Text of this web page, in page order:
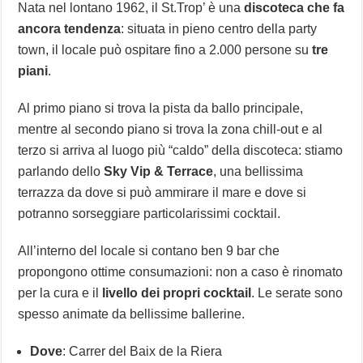
Nata nel lontano 1962, il St.Trop’ è unadiscoteca che fa
ancora tendenza: situata in pieno centro della party
town, il locale può ospitare fino a 2.000 persone sutre
piani.
Al primo piano si trova la pista da ballo principale,
mentre al secondo piano si trova la zona chill-out e al
terzo si arriva al luogo più “caldo” della discoteca: stiamo
parlando dello Sky Vip & Terrace, una bellissima
terrazza da dove si può ammirare il mare e dove si
potranno sorseggiare particolarissimi cocktail.
All’interno del locale si contano ben 9 bar che
propongono ottime consumazioni: non a caso è rinomato
per la cura e il
livello dei propri cocktail . Le serate sono
spesso animate da bellissime ballerine.
Dove: Carrer del Baix de la Riera